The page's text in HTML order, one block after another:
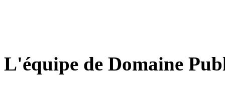
L'équipe de Domaine